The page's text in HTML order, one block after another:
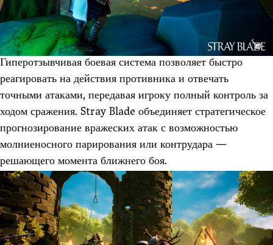
Гиперотзывчивая боевая система позволяет быстро
реагировать на действия противника и отвечать
точными атаками, передавая игроку полный контроль за
ходом сражения. Stray Blade объединяет стратегическое
прогнозирование вражеских атак с возможностью
молниеносного парирования или контрудара —
решающего момента ближнего боя.